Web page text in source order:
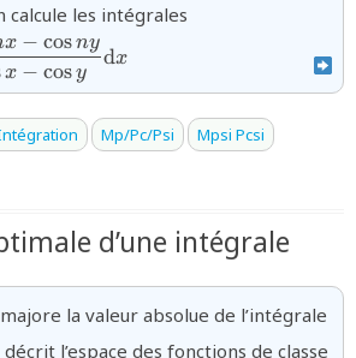
calcule les intégrales
x − cos y
x − cos ny
dx
Mp/Pc/Psi
Mpsi Pcsi
d’une intégrale
la valeur absolue de l’intégrale
décrit l’espace des fonctions de classe